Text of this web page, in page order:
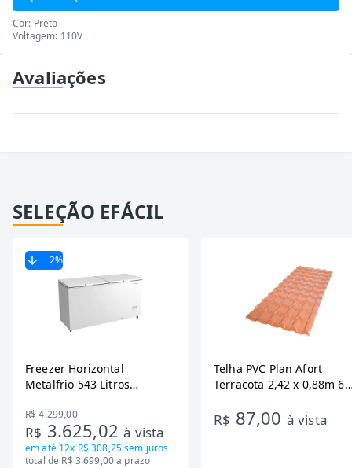
Cor: Preto
Voltagem: 110V
Avaliações
SELEÇÃO EFÁCIL
2%
Freezer Horizontal
Metalfrio 543 Litros
Tecnologia Inverter, Branco,
Bivolt
R$ 4.299,00
R$ 3.625,02à vista
em até 12x R$ 308,25sem juros
total de R$ 3.699,00 a prazo
Telha PVC Plan Afort
Terracota 2,42 x 0,88m 6
R$ 87,00 à vista